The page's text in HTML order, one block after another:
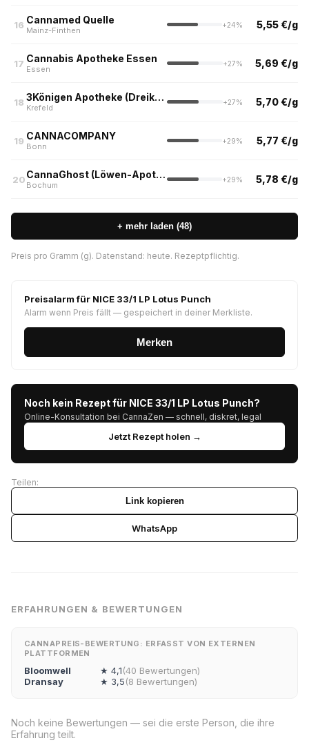
16 Cannamed Quelle
Mainz-Finthen
+24% 5,55 €/g
17 Cannabis Apotheke Essen
Essen
+27% 5,69 €/g
18 3Königen Apotheke (Dreikönigen Apotheke am Ostwall, Krefeld)
Krefeld
+27% 5,70 €/g
19 CANNACOMPANY
Bonn
+29% 5,77 €/g
20 CannaGhost (Löwen-Apotheke, Bochum)
Bochum
+29% 5,78 €/g
+ mehr laden (48)
Preis pro Gramm (g). Datenstand: heute. Rezeptpflichtig.
Preisalarm für NICE 33/1 LP Lotus Punch
Alarm wenn Preis fällt — gespeichert in deiner Merkliste.
Merken
Noch kein Rezept für NICE 33/1 LP Lotus Punch?
Online-Konsultation bei CannaZen — schnell, diskret, legal
Jetzt Rezept holen →
Teilen:
Link kopieren
WhatsApp
ERFAHRUNGEN & BEWERTUNGEN
CANNAPREIS-BEWERTUNG: ERFASST VON EXTERNEN
PLATTFORMEN
Bloomwell ★ 4,1(40 Bewertungen)
Dransay
★ 3,5(8 Bewertungen)
Noch keine Bewertungen — sei die erste Person, die ihre
Erfahrung teilt.